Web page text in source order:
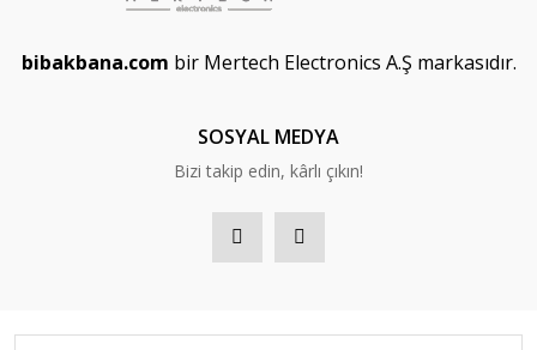
bibakbana.com bir Mertech Electronics A.Ş markasıdır.
SOSYAL MEDYA
Bizi takip edin, kârlı çıkın!